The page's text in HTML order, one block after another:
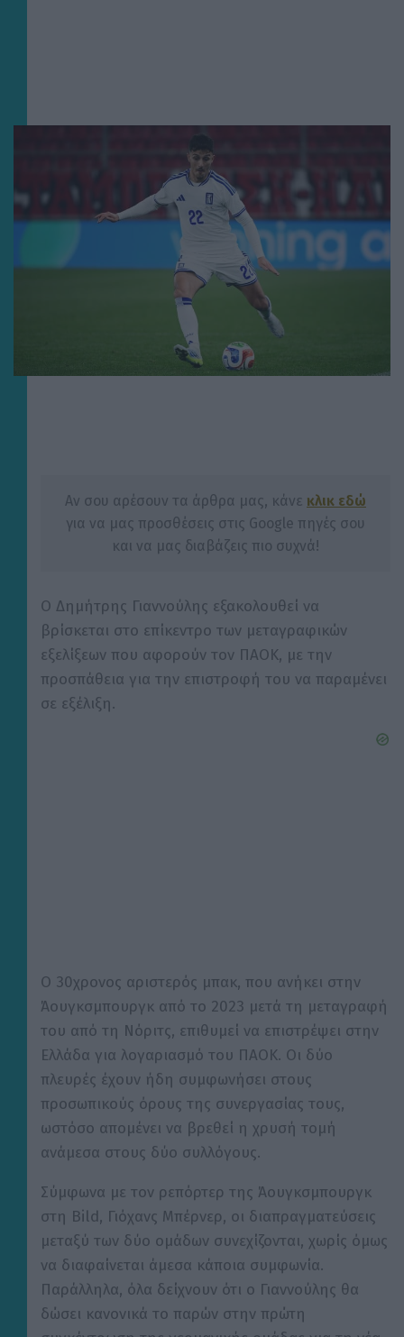
Αν σου αρέσουν τα άρθρα μας, κάνε κλικ εδώ
για να μας προσθέσεις στις Google πηγές σου
και να μας διαβάζεις πιο συχνά!
Ο Δημήτρης Γιαννούλης εξακολουθεί να
βρίσκεται στο επίκεντρο των μεταγραφικών
εξελίξεων που αφορούν τον ΠΑΟΚ, με την
προσπάθεια για την επιστροφή του να παραμένει
σε εξέλιξη.
Ο 30χρονος αριστερός μπακ, που ανήκει στην
Άουγκσμπουργκ από το 2023 μετά τη μεταγραφή
του από τη Νόριτς, επιθυμεί να επιστρέψει στην
Ελλάδα για λογαριασμό του ΠΑΟΚ. Οι δύο
πλευρές έχουν ήδη συμφωνήσει στους
προσωπικούς όρους της συνεργασίας τους,
ωστόσο απομένει να βρεθεί η χρυσή τομή
ανάμεσα στους δύο συλλόγους.
Σύμφωνα με τον ρεπόρτερ της Άουγκσμπουργκ
στη Bild, Γιόχανς Μπέρνερ, οι διαπραγματεύσεις
μεταξύ των δύο ομάδων συνεχίζονται, χωρίς όμως
να διαφαίνεται άμεσα κάποια συμφωνία.
Παράλληλα, όλα δείχνουν ότι ο Γιαννούλης θα
δώσει κανονικά το παρών στην πρώτη